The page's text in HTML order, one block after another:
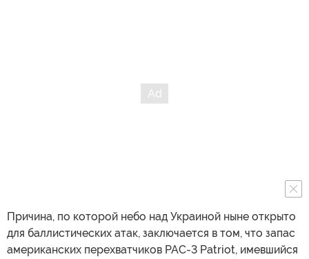
Причина, по которой небо над Украиной ныне открыто
для баллистических атак, заключается в том, что запас
американских перехватчиков PAC-3 Patriot, имевшийся